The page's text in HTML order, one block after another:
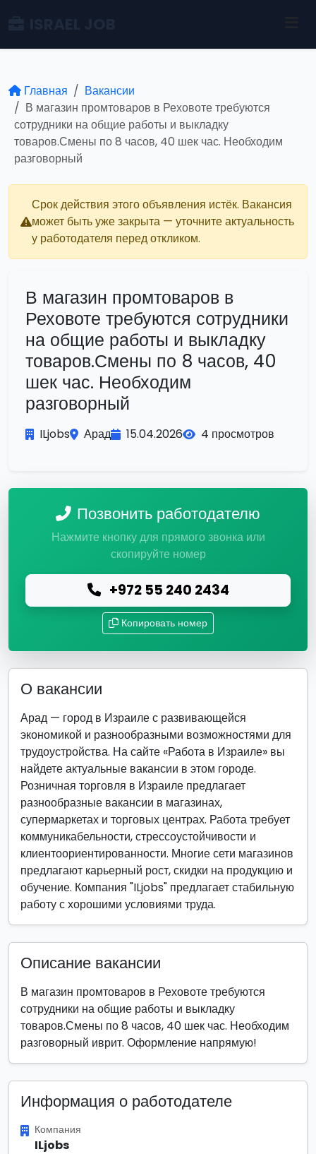
Главная
Вакансии
В магазин промтоваров в Реховоте требуются
сотрудники на общие работы и выкладку
товаров.Смены по 8 часов, 40 шек час. Необходим
разговорный
Срок действия этого объявления истёк. Вакансия
может быть уже закрыта — уточните актуальность
у работодателя перед откликом.
В магазин промтоваров в
Реховоте требуются сотрудники
на общие работы и выкладку
товаров.Смены по 8 часов, 40
шек час. Необходим
разговорный
ILjobs Арад 15.04.2026 4 просмотров
Позвонить работодателю
Нажмите кнопку для прямого звонка или
скопируйте номер
+972 55 240 2434
Копировать номер
О вакансии
Арад — город в Израиле с развивающейся
экономикой и разнообразными возможностями для
трудоустройства. На сайте «Работа в Израиле» вы
найдете актуальные вакансии в этом городе.
Розничная торговля в Израиле предлагает
разнообразные вакансии в магазинах,
супермаркетах и торговых центрах. Работа требует
коммуникабельности, стрессоустойчивости и
клиентоориентированности. Многие сети магазинов
предлагают карьерный рост, скидки на продукцию и
обучение. Компания "ILjobs" предлагает стабильную
работу с хорошими условиями труда.
Описание вакансии
В магазин промтоваров в Реховоте требуются
сотрудники на общие работы и выкладку
товаров.Смены по 8 часов, 40 шек час. Необходим
разговорный иврит. Оформление напрямую!
Информация о работодателе
Компания
ILjobs